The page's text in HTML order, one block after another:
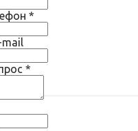
*
mail
*